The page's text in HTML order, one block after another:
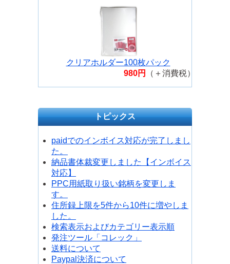
クリアホルダー100枚パック
980円
（＋消費税）
トピックス
paidでのインボイス対応が完了しまし
た。
納品書体裁変更しました【インボイス
対応】
PPC用紙取り扱い銘柄を変更しま
す。
住所録上限を5件から10件に増やしま
した。
検索表示およびカテゴリー表示順
発注ツール「コレック」
送料について
Paypal決済について